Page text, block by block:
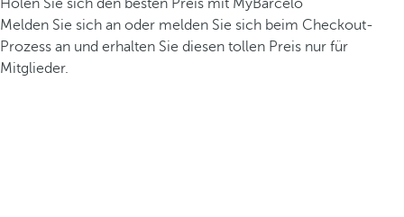
Holen Sie sich den besten Preis mit MyBarceló
Melden Sie sich an oder melden Sie sich beim Checkout-
Prozess an und erhalten Sie diesen tollen Preis nur für
Mitglieder.